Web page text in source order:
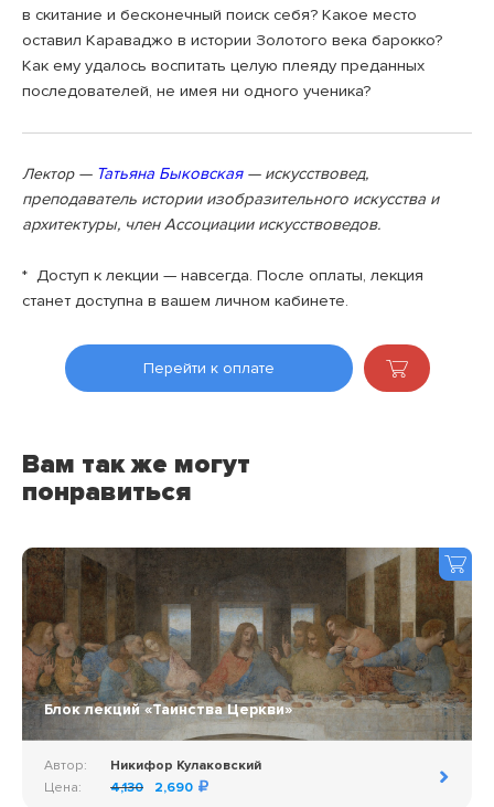
в скитание и бесконечный поиск себя? Какое место
оставил Караваджо в истории Золотого века барокко?
Как ему удалось воспитать целую плеяду преданных
последователей, не имея ни одного ученика?
Лектор— Татьяна Быковская— искусствовед,
преподаватель истории изобразительного искусства и
архитектуры, член Ассоциации искусствоведов.
* Доступ к лекции — навсегда. После оплаты, лекция
станет доступна в вашем личном кабинете.
Перейти к оплате
Вам так же могут
понравиться
Блок лекций «Таинства Церкви»
Автор:
Никифор Кулаковский
Цена:
4,130 2,690